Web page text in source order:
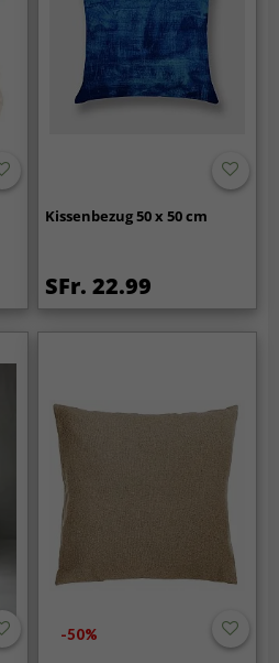
Kissenbezug 50 x 50 cm
SFr. 22.99
-50%